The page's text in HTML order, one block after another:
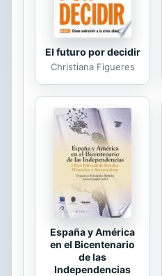
El futuro por decidir
Christiana Figueres
España y América
en el Bicentenario
de las
Independencias